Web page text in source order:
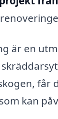
är en
får
kan